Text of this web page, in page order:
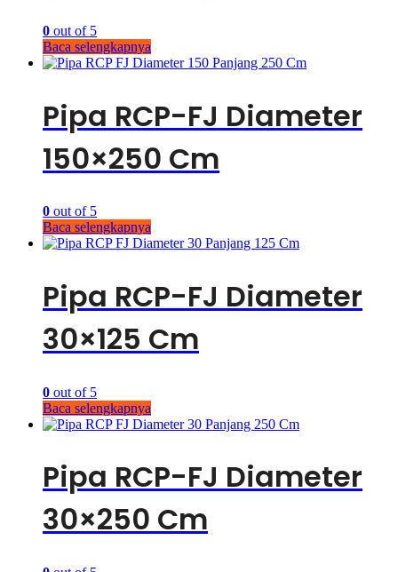
0 out of 5
Baca selengkapnya
Pipa RCP-FJ Diameter
150×250 Cm
0 out of 5
Baca selengkapnya
Pipa RCP-FJ Diameter
30×125 Cm
0 out of 5
Baca selengkapnya
Pipa RCP-FJ Diameter
30×250 Cm